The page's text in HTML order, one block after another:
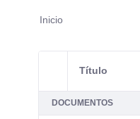
Inicio
Selección del
Título
DOCUMENTOS